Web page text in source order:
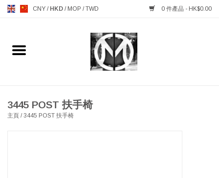
CNY / HKD / MOP /TWD 0 件產品 - HK$0.00
主頁
MANKS ANTIQUES 古董
3445 POST 扶手椅
主頁 /3445 POST 扶手椅